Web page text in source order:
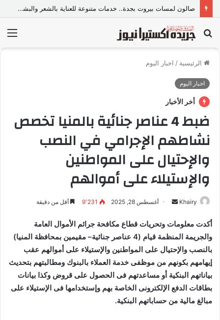
صالون لمسات بيروت بجدة.. خدمات متنوعة للعناية بالشعر والبشرة وإطلالة المرأة
بحث
عن
الرئيسية / اخبار اليوم
اخبار اليوم
أخر الأخبار
ضبط 4 عناصر جنائية بالمنيا تخصص
نشاطهم الإجرامي في النصب
والإحتيال على المواطنين
والإستيلاء على أموالهم
Khairy
س
ل
ب
ر
ي
د
أغسطس 28, 2025 9٬231 أقل من دقيقة
أكدت معلومات وتحريات قطاع مكافحة جرائم الأموال العامة
والجريمة المنظمة قيام (4 عناصر جنائية– مقيمين بمحافظة المنيا)
بالنصب والإحتيال على المواطنين والإستيلاء على أموالهم عقب
إيهامهم بكونهم من موظفى خدمة العملاء بالبنوك ومطالبتهم بتحديث
بياناتهم البنكية أو مساعدتهم فى الحصول على قروض وكذا بيانات
بطاقات الدفع الإلكترونى الخاصة بهم وإستخدامها فى الإستيلاء على
مبالغ مالية من حساباتهم البنكية.